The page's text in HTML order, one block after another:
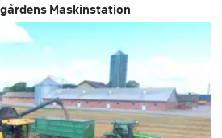
Maskinstation